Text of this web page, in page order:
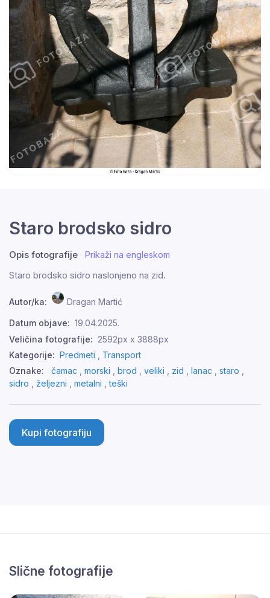
Staro brodsko sidro
Opis fotografije Prikaži na engleskom
Staro brodsko sidro naslonjeno na zid.
Autor/ka: Dragan Martić
Datum objave: 19.04.2025.
Veličina fotografije: 2592px x 3888px
Kategorije: Predmeti , Transport
Oznake:
čamac morski brod veliki zid lanac staro
sidro
željezni metalni ,teški
Kupi fotografiju
Slične fotografije